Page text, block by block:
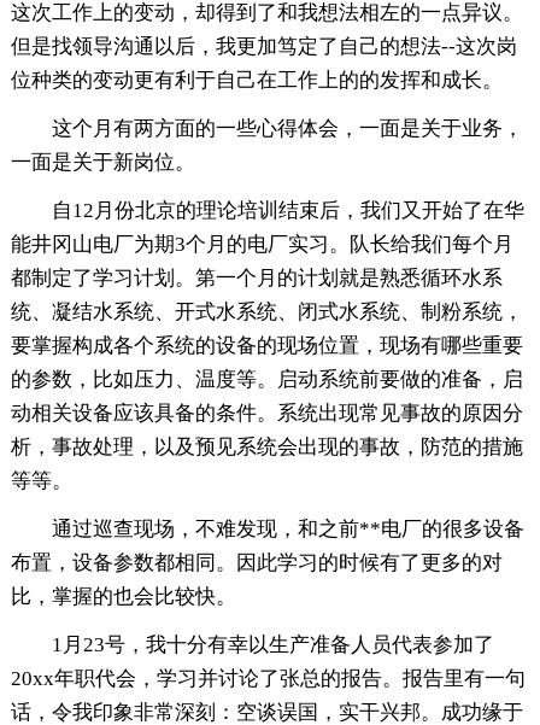
这次工作上的变动，却得到了和我想法相左的一点异议。
但是找领导沟通以后，我更加笃定了自己的想法--这次岗
位种类的变动更有利于自己在工作上的的发挥和成长。
这个月有两方面的一些心得体会，一面是关于业务，
一面是关于新岗位。
自12月份北京的理论培训结束后，我们又开始了在华
能井冈山电厂为期3个月的电厂实习。队长给我们每个月
都制定了学习计划。第一个月的计划就是熟悉循环水系
统、凝结水系统、开式水系统、闭式水系统、制粉系统，
要掌握构成各个系统的设备的现场位置，现场有哪些重要
的参数，比如压力、温度等。启动系统前要做的准备，启
动相关设备应该具备的条件。系统出现常见事故的原因分
析，事故处理，以及预见系统会出现的事故，防范的措施
等等。
通过巡查现场，不难发现，和之前**电厂的很多设备
布置，设备参数都相同。因此学习的时候有了更多的对
比，掌握的也会比较快。
1月23号，我十分有幸以生产准备人员代表参加了
20xx年职代会，学习并讨论了张总的报告。报告里有一句
话，令我印象非常深刻：空谈误国，实干兴邦。成功缘于